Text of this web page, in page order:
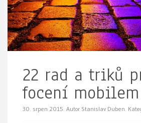
22 rad a triků
focení mobilem
30. srpen 2015. Autor Stanislav Duben.